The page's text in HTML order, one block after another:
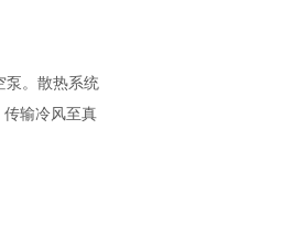
泵。散热系统
输冷风至真